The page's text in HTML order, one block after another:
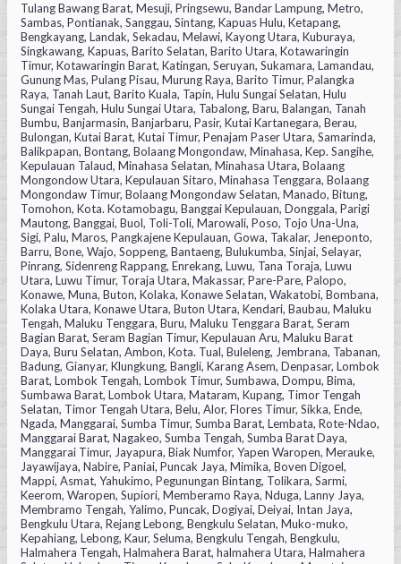
Tulang Bawang Barat, Mesuji, Pringsewu, Bandar Lampung, Metro,
Sambas, Pontianak, Sanggau, Sintang, Kapuas Hulu, Ketapang,
Bengkayang, Landak, Sekadau, Melawi, Kayong Utara, Kuburaya,
Singkawang, Kapuas, Barito Selatan, Barito Utara, Kotawaringin
Timur, Kotawaringin Barat, Katingan, Seruyan, Sukamara, Lamandau,
Gunung Mas, Pulang Pisau, Murung Raya, Barito Timur, Palangka
Raya, Tanah Laut, Barito Kuala, Tapin, Hulu Sungai Selatan, Hulu
Sungai Tengah, Hulu Sungai Utara, Tabalong, Baru, Balangan, Tanah
Bumbu, Banjarmasin, Banjarbaru, Pasir, Kutai Kartanegara, Berau,
Bulongan, Kutai Barat, Kutai Timur, Penajam Paser Utara, Samarinda,
Balikpapan, Bontang, Bolaang Mongondaw, Minahasa, Kep. Sangihe,
Kepulauan Talaud, Minahasa Selatan, Minahasa Utara, Bolaang
Mongondow Utara, Kepulauan Sitaro, Minahasa Tenggara, Bolaang
Mongondaw Timur, Bolaang Mongondaw Selatan, Manado, Bitung,
Tomohon, Kota. Kotamobagu, Banggai Kepulauan, Donggala, Parigi
Mautong, Banggai, Buol, Toli-Toli, Marowali, Poso, Tojo Una-Una,
Sigi, Palu, Maros, Pangkajene Kepulauan, Gowa, Takalar, Jeneponto,
Barru, Bone, Wajo, Soppeng, Bantaeng, Bulukumba, Sinjai, Selayar,
Pinrang, Sidenreng Rappang, Enrekang, Luwu, Tana Toraja, Luwu
Utara, Luwu Timur, Toraja Utara, Makassar, Pare-Pare, Palopo,
Konawe, Muna, Buton, Kolaka, Konawe Selatan, Wakatobi, Bombana,
Kolaka Utara, Konawe Utara, Buton Utara, Kendari, Baubau, Maluku
Tengah, Maluku Tenggara, Buru, Maluku Tenggara Barat, Seram
Bagian Barat, Seram Bagian Timur, Kepulauan Aru, Maluku Barat
Daya, Buru Selatan, Ambon, Kota. Tual, Buleleng, Jembrana, Tabanan,
Badung, Gianyar, Klungkung, Bangli, Karang Asem, Denpasar, Lombok
Barat, Lombok Tengah, Lombok Timur, Sumbawa, Dompu, Bima,
Sumbawa Barat, Lombok Utara, Mataram, Kupang, Timor Tengah
Selatan, Timor Tengah Utara, Belu, Alor, Flores Timur, Sikka, Ende,
Ngada, Manggarai, Sumba Timur, Sumba Barat, Lembata, Rote-Ndao,
Manggarai Barat, Nagakeo, Sumba Tengah, Sumba Barat Daya,
Manggarai Timur, Jayapura, Biak Numfor, Yapen Waropen, Merauke,
Jayawijaya, Nabire, Paniai, Puncak Jaya, Mimika, Boven Digoel,
Mappi, Asmat, Yahukimo, Pegunungan Bintang, Tolikara, Sarmi,
Keerom, Waropen, Supiori, Memberamo Raya, Nduga, Lanny Jaya,
Membramo Tengah, Yalimo, Puncak, Dogiyai, Deiyai, Intan Jaya,
Bengkulu Utara, Rejang Lebong, Bengkulu Selatan, Muko-muko,
Kepahiang, Lebong, Kaur, Seluma, Bengkulu Tengah, Bengkulu,
Halmahera Tengah, Halmahera Barat, halmahera Utara, Halmahera